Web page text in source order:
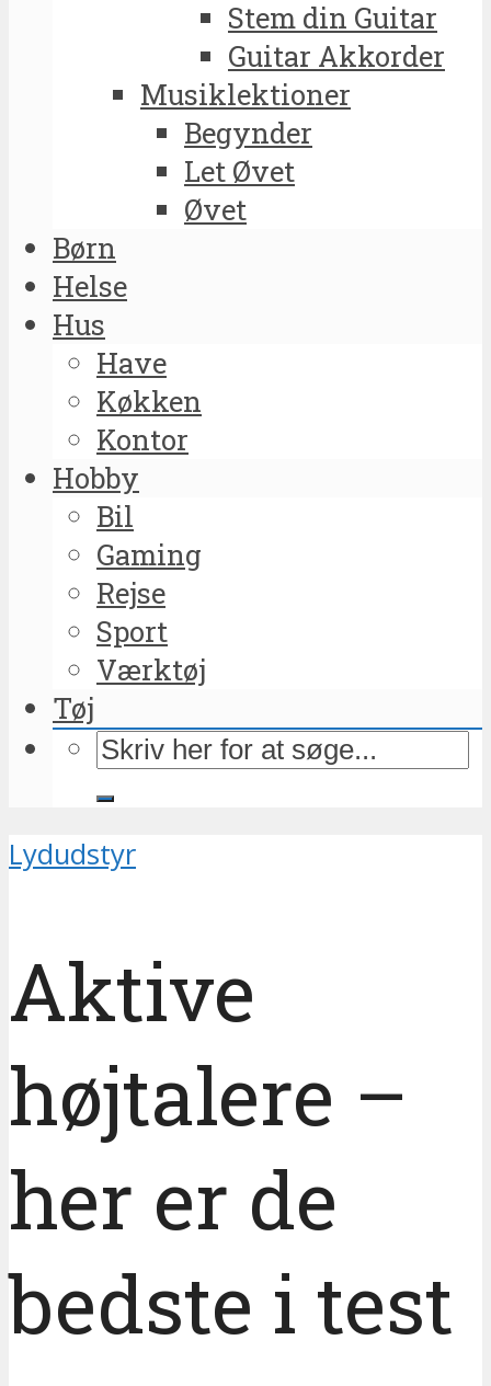
Stem din Guitar
Guitar Akkorder
Musiklektioner
Begynder
Let Øvet
Øvet
Børn
Helse
Hus
Have
Køkken
Kontor
Hobby
Bil
Gaming
Rejse
Sport
Værktøj
Tøj
Lydudstyr
Aktive
højtalere –
her er de
bedste i test